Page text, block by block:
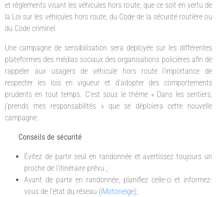
et règlements visant les véhicules hors route, que ce soit en vertu de
la Loi sur les véhicules hors route, du Code de la sécurité routière ou
du Code criminel.
Une campagne de sensibilisation sera déployée sur les différentes
plateformes des médias sociaux des organisations policières afin de
rappeler aux usagers de véhicule hors route l’importance de
respecter les lois en vigueur et d’adopter des comportements
prudents en tout temps. C’est sous le thème « Dans les sentiers,
j’prends mes responsabilités » que se déploiera cette nouvelle
campagne.
Conseils de sécurité
Évitez de partir seul en randonnée et avertissez toujours un
proche de l’itinéraire prévu ;
Avant de partir en randonnée, planifiez celle-ci et informez-
vous de l’état du réseau (iMotoneige);